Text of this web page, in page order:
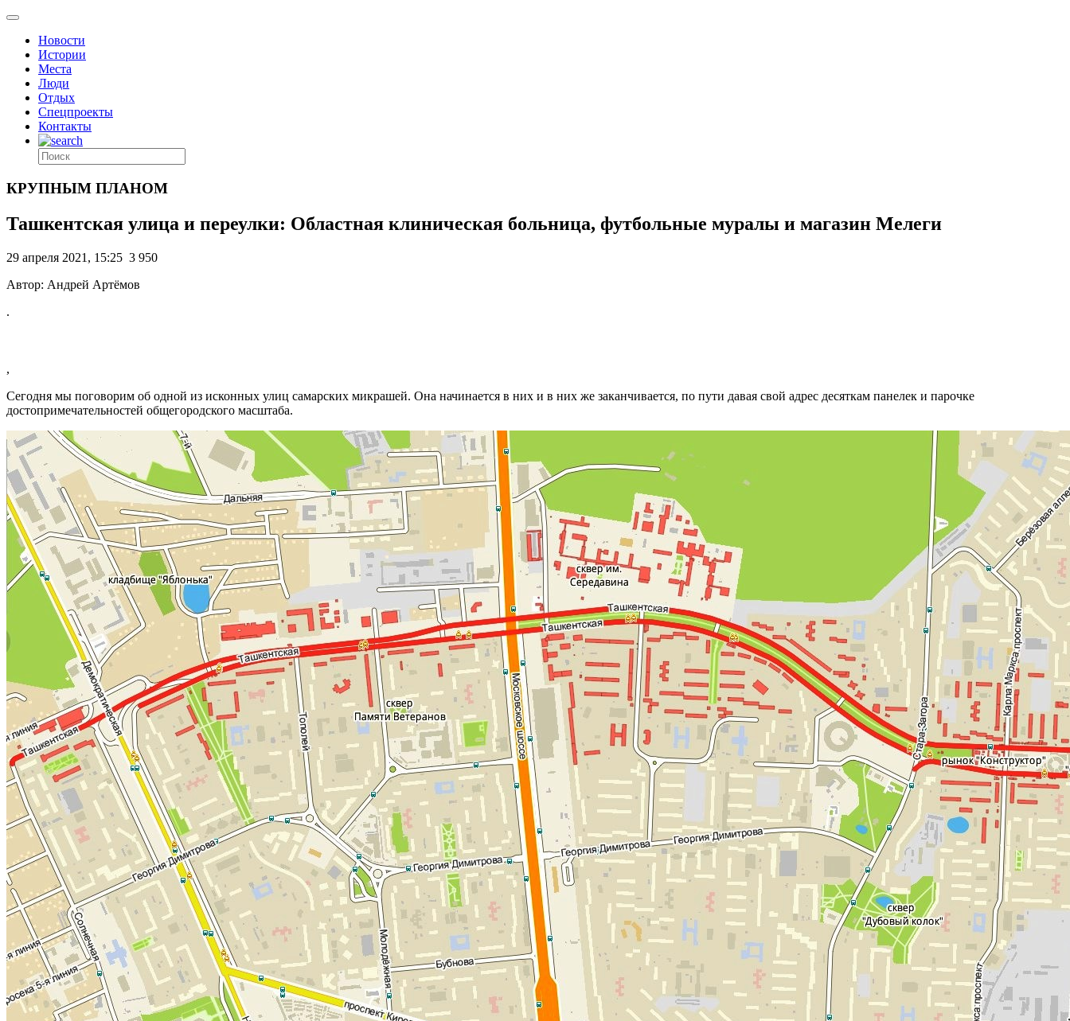
Новости
Истории
Места
Люди
Отдых
Спецпроекты
Контакты
КРУПНЫМ ПЛАНОМ
Ташкентская улица и переулки: Областная клиническая больница, футбольные муралы и магазин Мелеги
29 апреля 2021, 15:25 3 950
Автор: Андрей Артёмов
.
,
Сегодня мы поговорим об одной из исконных улиц самарских микрашей. Она начинается в них и в них же заканчивается, по пути давая свой адрес десяткам панелек и парочке
достопримечательностей общегородского масштаба.